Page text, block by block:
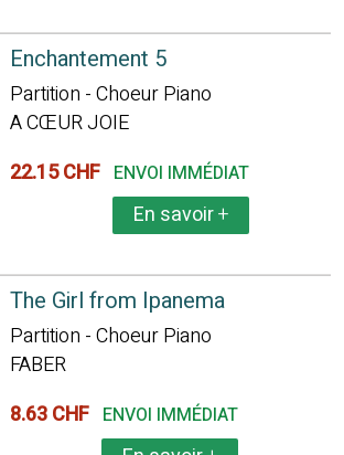
Enchantement 5
Partition - Choeur Piano
A CŒUR JOIE
22.15 CHF ENVOI IMMÉDIAT
En savoir+
The Girl from Ipanema
Partition - Choeur Piano
FABER
8.63 CHF ENVOI IMMÉDIAT